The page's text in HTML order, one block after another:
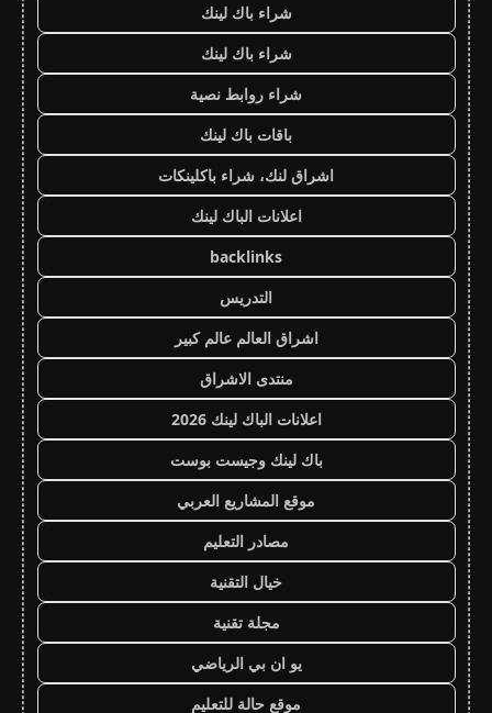
شراء باك لينك
شراء باك لينك
شراء روابط نصية
باقات باك لينك
اشراق لنك، شراء باكلينكات
اعلانات الباك لينك
backlinks
التدريس
اشراق العالم عالم كبير
منتدى الاشراق
اعلانات الباك لينك 2026
باك لينك وجيست بوست
موقع المشاريع العربي
مصادر التعليم
خيال التقنية
مجلة تقنية
يو ان بي الرياضي
موقع حالة للتعليم